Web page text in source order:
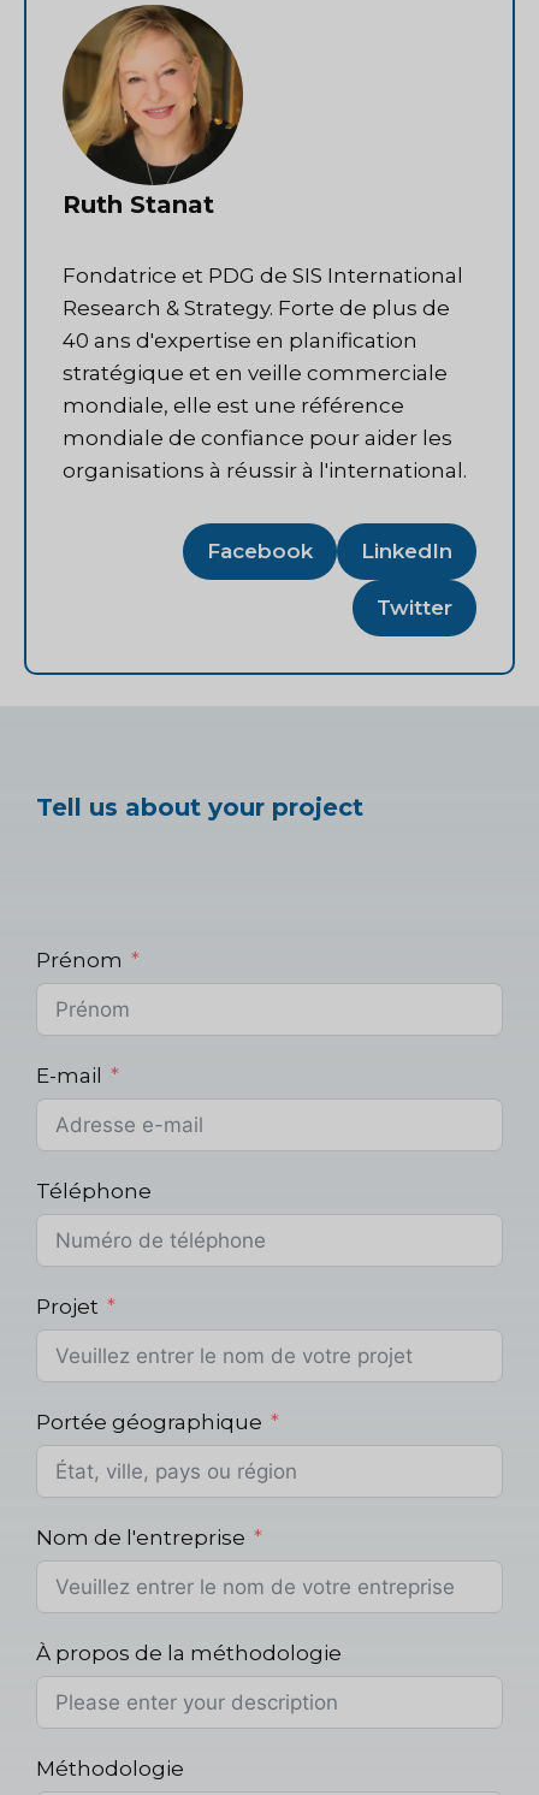
Ruth Stanat
Fondatrice et PDG de SIS International
Research & Strategy. Forte de plus de
40 ans d'expertise en planification
stratégique et en veille commerciale
mondiale, elle est une référence
mondiale de confiance pour aider les
organisations à réussir à l'international.
Facebook LinkedIn
Twitter
Tell us about your project
Prénom
E-mail
Téléphone
Projet
Portée géographique
Nom de l'entreprise
À propos de la méthodologie
Méthodologie